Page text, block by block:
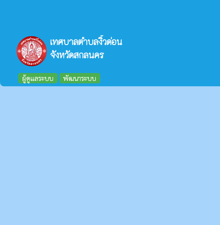
เทศบาลตำบลงิ้วด่อน
จังหวัดสกลนคร
ผู้ดูแลระบบ พัฒนาระบบ